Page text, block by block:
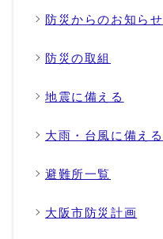
防災からのお知らせ
防災の取組
地震に備える
大雨・台風に備える
避難所一覧
大阪市防災計画